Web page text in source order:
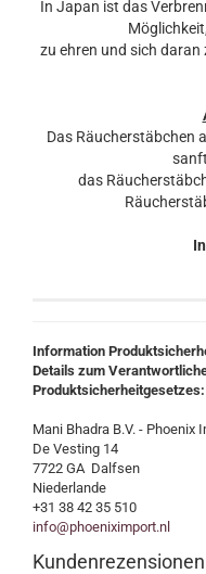
In Japan ist das
zu ehren und sich daran
Das Räucherstäbchen
das
Information
Details zum
Produktsicherheitgesetzes:
Mani Bhadra B.V. - Phoenix
De Vesting 14
7722 GA Dalfsen
Niederlande
+31 38 42 35 510
info@phoeniximport.nl
Kundenrezensionen